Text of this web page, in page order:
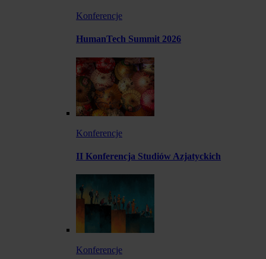
Konferencje
HumanTech Summit 2026
Konferencje
II Konferencja Studiów Azjatyckich
Konferencje